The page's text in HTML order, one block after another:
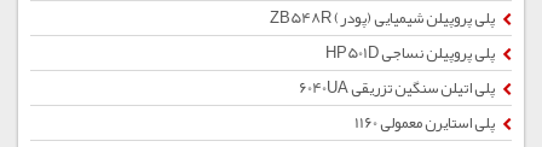
پلی پروپیلن شیمیایی (پودر) ZB548R
پلی پروپیلن نساجی HP501D
پلی اتیلن سنگین تزریقی 6040UA
پلی استایرن معمولی 1160